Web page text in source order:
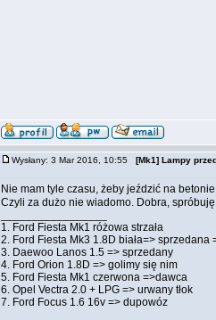
Wysłany: 3 Mar 2016, 10:55 [Mk1] Lampy
Nie mam tyle czasu, żeby jeździć na
Czyli za dużo nie wiadomo. Dobra,
1. Ford Fiesta Mk1 różowa strzała
2. Ford Fiesta Mk3 1.8D biała=> sprzedana
3. Daewoo Lanos 1.5 => sprzedany
4. Ford Orion 1.8D => golimy się nim
5. Ford Fiesta Mk1 czerwona =>dawca
6. Opel Vectra 2.0 + LPG => urwany tłok
7. Ford Focus 1.6 16v => dupowóz